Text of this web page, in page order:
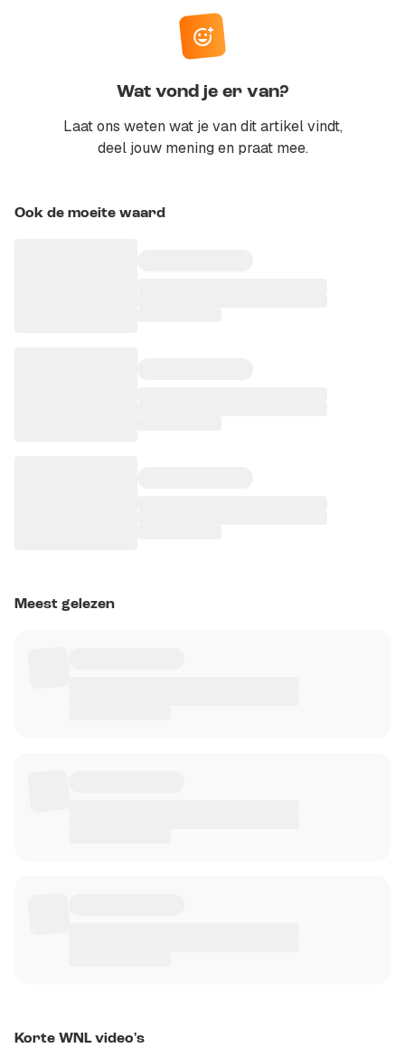
Wat vond je er van?
Laat ons weten wat je van dit artikel vindt,
deel jouw mening en praat mee.
Ook de moeite waard
Meest gelezen
Korte WNL video's